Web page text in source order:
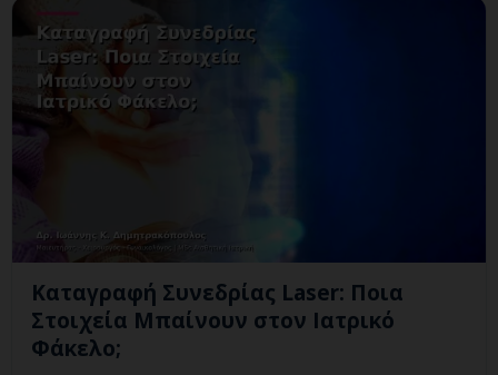
Καταγραφή Συνεδρίας Laser: Ποια
Στοιχεία Μπαίνουν στον Ιατρικό
Φάκελο;